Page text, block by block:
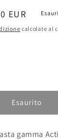
EUR
calcolate al
Esaurito
gamma